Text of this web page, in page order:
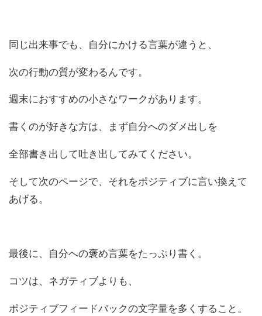
同じ出来事でも、自分にかける言葉が違うと、
次の行動の質が変わるんです。
週末におすすめの小さなワークがあります。
書くのが好きな方は、 まず自分へのダメ出しを
全部書き出して吐き出してみてください。
そして次のページで、それをポジティブに言い換えて
あげる。
最後に、自分への褒め言葉をたっぷり書く。
コツは、ネガティブよりも、
ポジティブフィードバックの文字量を多くすること。